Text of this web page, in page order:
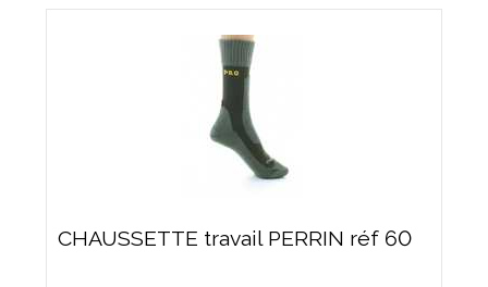
CHAUSSETTE travail PERRIN réf 60